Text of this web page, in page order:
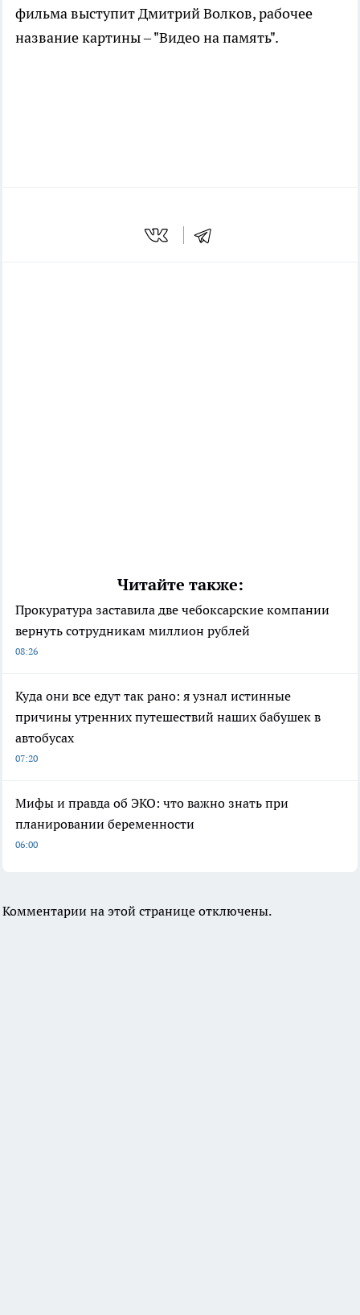
фильма выступит Дмитрий Волков, рабочее
название картины – "Видео на память".
Читайте также:
Прокуратура заставила две чебоксарские компании
вернуть сотрудникам миллион рублей
08:26
Куда они все едут так рано: я узнал истинные
причины утренних путешествий наших бабушек в
автобусах
07:20
Мифы и правда об ЭКО: что важно знать при
планировании беременности
06:00
Комментарии на этой странице отключены.